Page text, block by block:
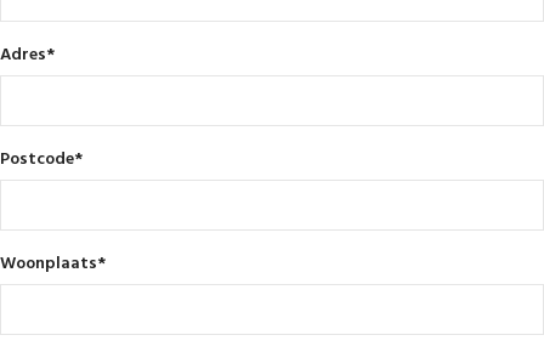
Adres*
Postcode*
Woonplaats*